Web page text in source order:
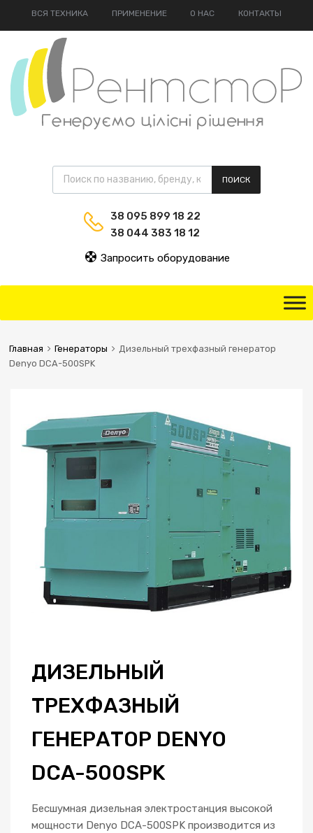
ВСЯ ТЕХНИКА ПРИМЕНЕНИЕ О НАС КОНТАКТЫ
ПОИСК
38 095 899 18 22
38 044 383 18 12
Запросить оборудование
Главная Генераторы
Дизельный трехфазный генератор
Denyo DCA-500SPK
ДИЗЕЛЬНЫЙ
ТРЕХФАЗНЫЙ
ГЕНЕРАТОР DENYO
DCA-500SPK
Бесшумная дизельная электростанция высокой
мощности Denyo DCA-500SPK производится из